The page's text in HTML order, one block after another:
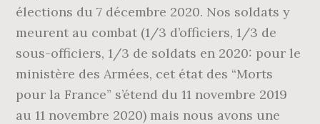
élections du 7 décembre 2020. Nos soldats y
meurent au combat (1/3 d’officiers, 1/3 de
sous-officiers, 1/3 de soldats en 2020: pour le
ministère des Armées, cet état des “Morts
pour la France” s’étend du 11 novembre 2019
au 11 novembre 2020) mais nous avons une